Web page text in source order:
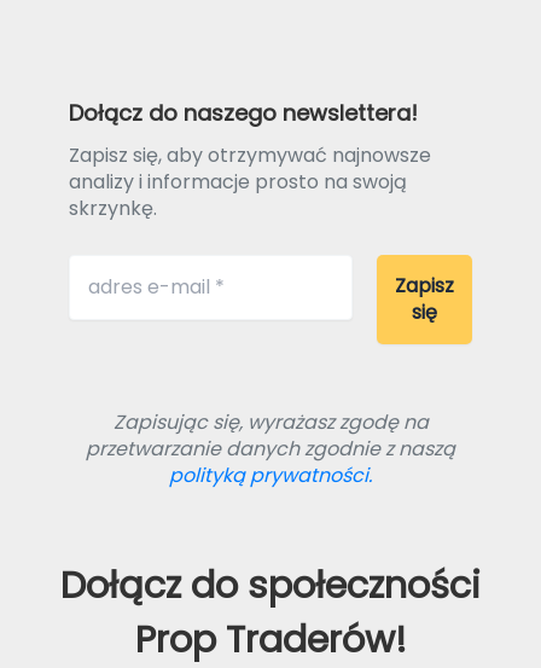
Dołącz do naszego newslettera!
Zapisz się, aby otrzymywać najnowsze
analizy i informacje prosto na swoją
skrzynkę.
Zapisując się, wyrażasz zgodę na
przetwarzanie danych zgodnie z naszą
polityką prywatności.
Dołącz do społeczności
Prop Traderów!